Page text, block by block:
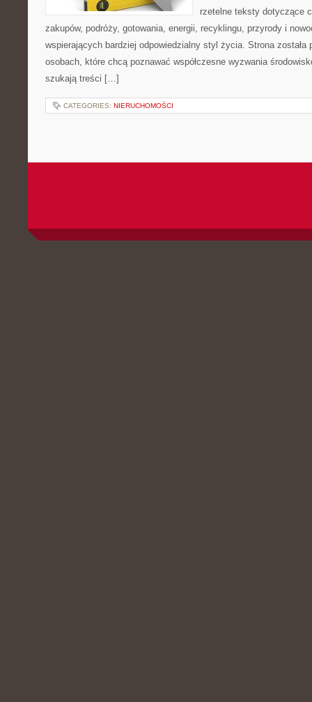
rzetelne teksty dotyczące
zakupów, podróży, gotowania, energii, recyklingu, przyrody i
wspierających bardziej odpowiedzialny styl życia. Strona została
osobach, które chcą poznawać współczesne wyzwania
szukają treści […]
CATEGORIES: NIERUCHOMOŚCI